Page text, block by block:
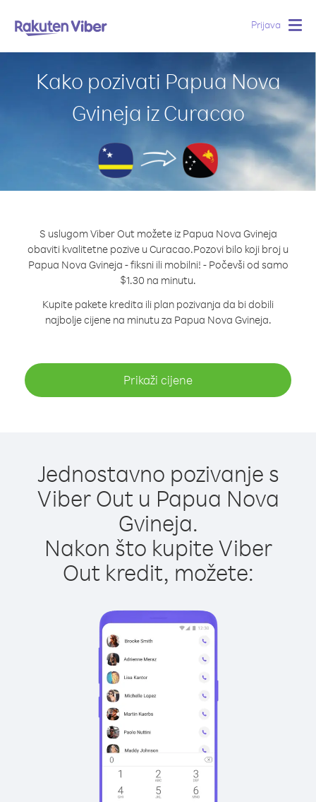
Prijava
Kako pozivati Papua Nova
Gvineja iz Curacao
S uslugom Viber Out možete iz Papua Nova Gvineja
obaviti kvalitetne pozive u Curacao.Pozovi bilo koji broj u
Papua Nova Gvineja - fiksni ili mobilni! - Počevši od samo
$1.30 na minutu.
Kupite pakete kredita ili plan pozivanja da bi dobili
najbolje cijene na minutu za Papua Nova Gvineja.
Prikaži cijene
Jednostavno pozivanje s
Viber Out u Papua Nova
Gvineja.
Nakon što kupite Viber
Out kredit, možete: